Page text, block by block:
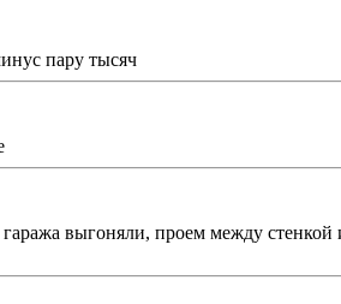
пару тысяч
выгоняли, проем между